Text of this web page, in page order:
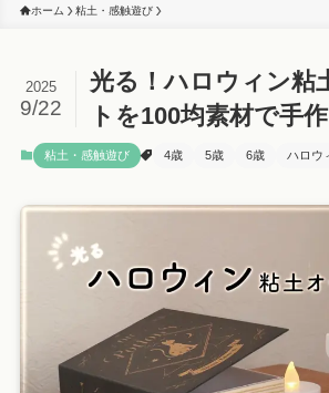
ホーム 粘土・感触遊び
光る！ハロウィン粘
トを100均素材で手
2025
9/22
粘土・感触遊び 4歳 5歳 6歳 ハロウ